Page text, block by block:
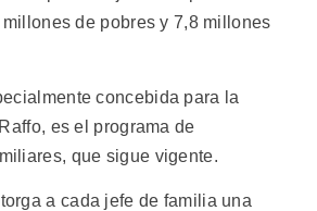
de pobres y 7,8 millones
concebida para la
es el programa de
que sigue vigente.
a cada jefe de familia una